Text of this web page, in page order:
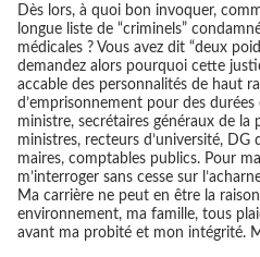
Dès lors, à quoi bon invoquer,
longue liste de “criminels”
médicales ? Vous avez dit “deux
demandez alors pourquoi cette
accable des personnalités de haut
d’emprisonnement pour des
ministre, secrétaires généraux de la
ministres, recteurs d’université, DG
maires, comptables publics. Pour
m’interroger sans cesse sur
Ma carrière ne peut en être la
environnement, ma famille, tous
avant ma probité et mon intégrité.